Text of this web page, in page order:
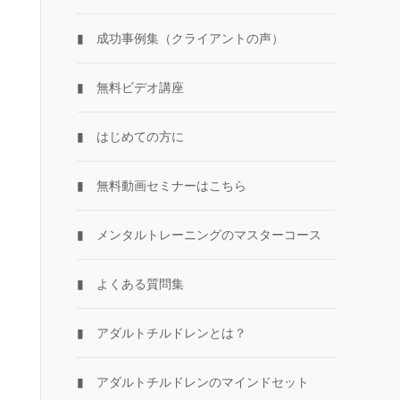
▮ 成功事例集（クライアントの声）
▮ 無料ビデオ講座
▮ はじめての方に
▮ 無料動画セミナーはこちら
▮ メンタルトレーニングのマスターコース
▮ よくある質問集
▮ アダルトチルドレンとは？
▮ アダルトチルドレンのマインドセット